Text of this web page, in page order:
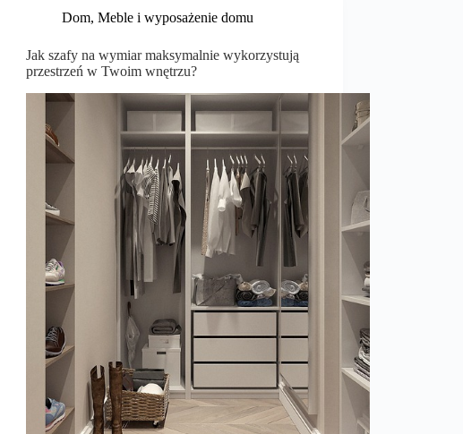
Dom,Meble i wyposażenie domu
Jak szafy na wymiar maksymalnie wykorzystują
przestrzeń w Twoim wnętrzu?